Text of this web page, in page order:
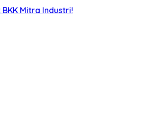
Mitra Industri!